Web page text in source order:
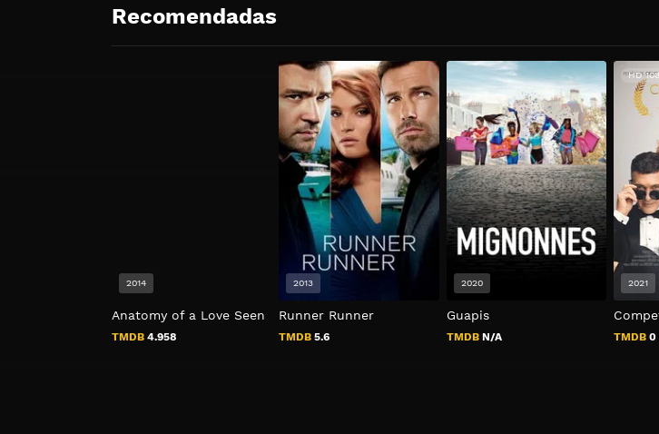
Recomendadas
Anatomy of a Love Seen
TMDB 4.958
2014
Runner Runner
TMDB 5.6
2013
Guapis
TMDBN/A
2020
TMDB0
HD
2021